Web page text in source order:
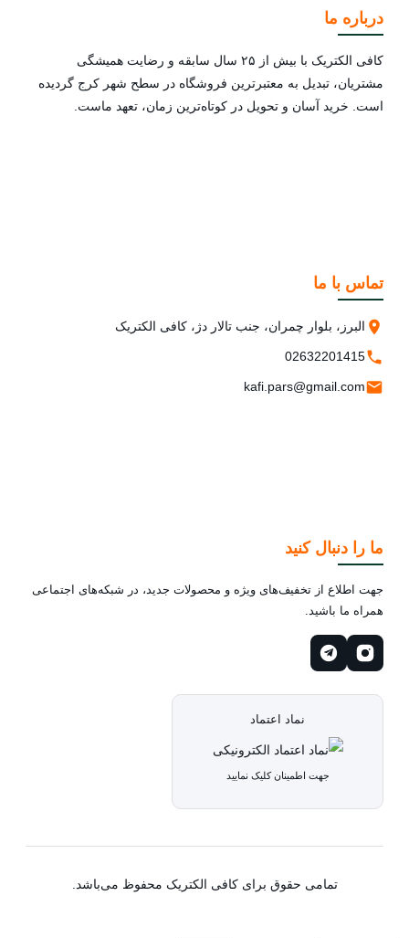
درباره ما
کافی الکتریک با بیش از ۲۵ سال سابقه و رضایت همیشگی
مشتریان، تبدیل به معتبرترین فروشگاه در سطح شهر کرج گردیده
است. خرید آسان و تحویل در کوتاه‌ترین زمان، تعهد ماست.
تماس با ما
البرز، بلوار چمران، جنب تالار دژ، کافی الکتریک
02632201415
kafi.pars@gmail.com
ما را دنبال کنید
جهت اطلاع از تخفیف‌های ویژه و محصولات جدید، در شبکه‌های اجتماعی
همراه ما باشید.
نماد اعتماد
جهت اطمینان کلیک نمایید
تمامی حقوق برای کافی الکتریک محفوظ می‌باشد.